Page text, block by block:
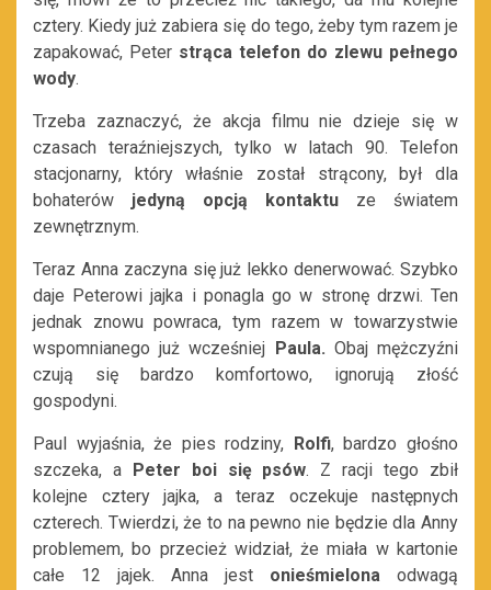
cztery. Kiedy już zabiera się do tego, żeby tym razem je
zapakować, Peter strąca telefon do zlewu pełnego
wody.
Trzeba zaznaczyć, że akcja filmu nie dzieje się w
czasach teraźniejszych, tylko w latach 90. Telefon
stacjonarny, który właśnie został strącony, był dla
bohaterów jedyną opcją kontaktu ze światem
zewnętrznym.
Teraz Anna zaczyna się już lekko denerwować. Szybko
daje Peterowi jajka i ponagla go w stronę drzwi. Ten
jednak znowu powraca, tym razem w towarzystwie
wspomnianego już wcześniej
Paula. Obaj mężczyźni
czują się bardzo komfortowo, ignorują złość
gospodyni.
Paul wyjaśnia, że pies rodziny, Rolfi, bardzo głośno
szczeka, a
Peter boi się psów. Z racji tego zbił
kolejne cztery jajka, a teraz oczekuje następnych
czterech. Twierdzi, że to na pewno nie będzie dla Anny
problemem, bo przecież widział, że miała w kartonie
całe 12 jajek. Anna jest onieśmielona odwagą